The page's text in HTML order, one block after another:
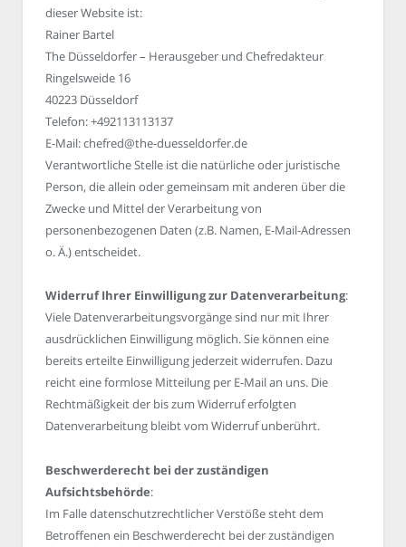
dieser Website ist:
Rainer Bartel
The Düsseldorfer – Herausgeber und Chefredakteur
Ringelsweide 16
40223 Düsseldorf
Telefon: +492113113137
E-Mail: chefred@the-duesseldorfer.de
Verantwortliche Stelle ist die natürliche oder juristische
Person, die allein oder gemeinsam mit anderen über die
Zwecke und Mittel der Verarbeitung von
personenbezogenen Daten (z.B. Namen, E-Mail-Adressen
o. Ä.) entscheidet.
Widerruf Ihrer Einwilligung zur Datenverarbeitung:
Viele Datenverarbeitungsvorgänge sind nur mit Ihrer
ausdrücklichen Einwilligung möglich. Sie können eine
bereits erteilte Einwilligung jederzeit widerrufen. Dazu
reicht eine formlose Mitteilung per E-Mail an uns. Die
Rechtmäßigkeit der bis zum Widerruf erfolgten
Datenverarbeitung bleibt vom Widerruf unberührt.
Beschwerderecht bei der zuständigen
Aufsichtsbehörde:
Im Falle datenschutzrechtlicher Verstöße steht dem
Betroffenen ein Beschwerderecht bei der zuständigen